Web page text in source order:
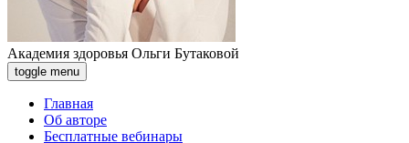
Академия здоровья Ольги Бутаковой
toggle menu
Главная
Об авторе
Бесплатные вебинары